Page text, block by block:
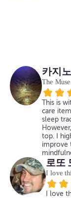
카지
The
This is
care
sleep
top. I
improve
로또
I love
I love